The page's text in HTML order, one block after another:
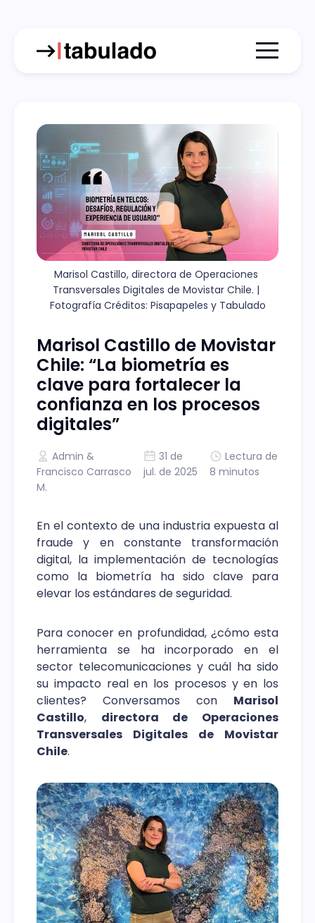
Menu
Marisol Castillo, directora de Operaciones
Transversales Digitales de Movistar Chile. |
Fotografía Créditos: Pisapapeles y Tabulado
Marisol Castillo de Movistar
Chile: “La biometría es
clave para fortalecer la
confianza en los procesos
digitales”
Admin &
Francisco Carrasco
M.
31 de
jul. de 2025
Lectura de
8 minutos
En el contexto de una industria expuesta al
fraude y en constante transformación
digital, la implementación de tecnologías
como la biometría ha sido clave para
elevar los estándares de seguridad.
Para conocer en profundidad, ¿cómo esta
herramienta se ha incorporado en el
sector telecomunicaciones y cuál ha sido
su impacto real en los procesos y en los
clientes? Conversamos con Marisol
Castillo, directora de Operaciones
Transversales Digitales de Movistar
Chile.